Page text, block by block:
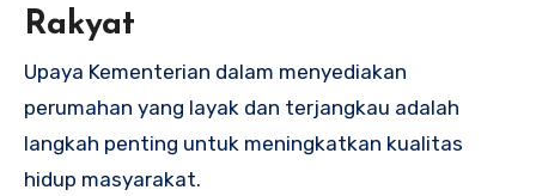
Rakyat
Upaya Kementerian dalam menyediakan
perumahan yang layak dan terjangkau adalah
langkah penting untuk meningkatkan kualitas
hidup masyarakat.